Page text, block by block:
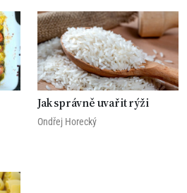
Jak správně uvařit rýži
Ondřej Horecký